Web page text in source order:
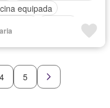
equipada
Seguridad
Ascensor
Sauna
Área para niños
4 5